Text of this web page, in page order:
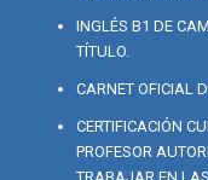
INGLÉS B1 DE
TÍTULO.
CARNET OFICIAL
CERTIFICACIÓN
PROFESOR